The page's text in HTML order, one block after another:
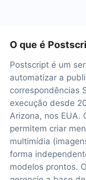
O que é
Postscript é um
automatizar a
correspondências
execução desde
Arizona, nos EUA.
permitem criar
multimídia
forma
modelos prontos.